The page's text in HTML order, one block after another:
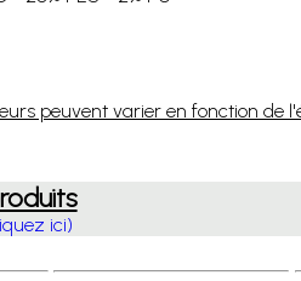
peuvent varier en fonction de
ici)